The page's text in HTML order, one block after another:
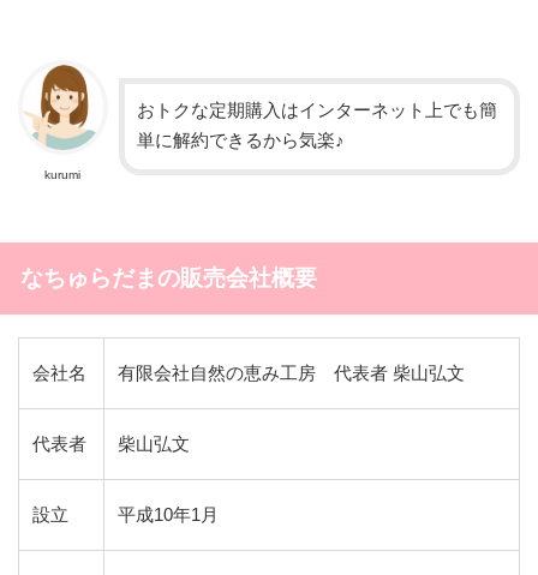
kurumi
おトクな定期購入はインターネット上でも簡
単に解約できるから気楽♪
なちゅらだまの販売会社概要
会社名 有限会社自然の恵み工房 代表者 柴山弘文
代表者 柴山弘文
設立 平成10年1月